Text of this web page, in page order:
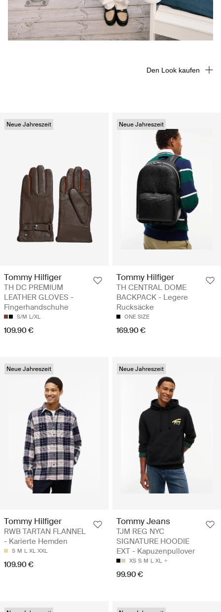
Neue Jahreszeit
Tommy Hilfiger
TH DC PREMIUM
LEATHER GLOVES -
Fingerhandschuhe
S/M L/XL
109.90 €
Neue Jahreszeit
Tommy Hilfiger
TH CENTRAL DOME
BACKPACK - Legere
Rucksäcke
ONE SIZE
169.90 €
Neue Jahreszeit
Tommy Hilfiger
RWB TARTAN FLANNEL
- Karierte Hemden
S M L XL XXL
109.90 €
Neue Jahreszeit
Tommy Jeans
TJM REG NYC
SIGNATURE HOODIE
EXT - Kapuzenpullover
XS S M L XL
99.90 €
Den Look kaufen